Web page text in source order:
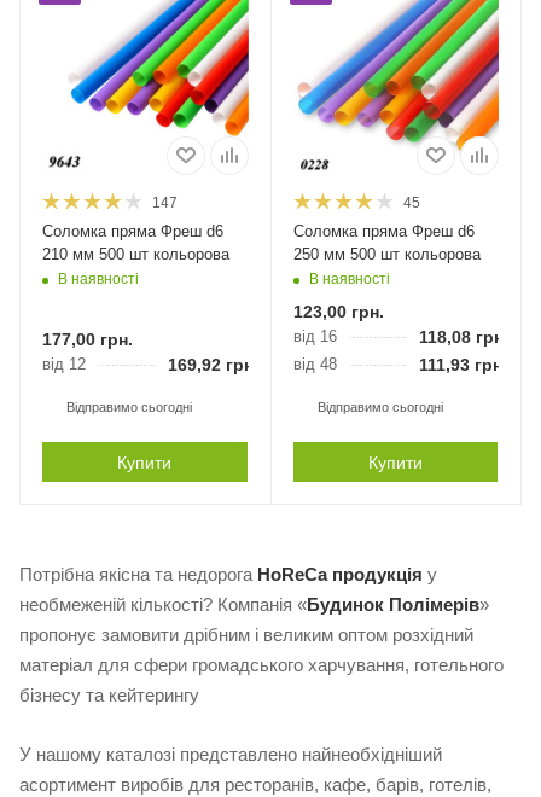
147
Соломка пряма Фреш d6
210 мм 500 шт кольорова
В наявності
177,00 грн.
від 12 169,92 грн.
Відправимо сьогодні
Купити
45
Соломка пряма Фреш d6
250 мм 500 шт кольорова
В наявності
123,00грн.
від 16 118,08грн.
від 48 111,93грн.
Відправимо сьогодні
Купити
Потрібна якісна та недорога HoReCa продукція у
необмеженій кількості? Компанія «Будинок Полімерів»
пропонує замовити дрібним і великим оптом розхідний
матеріал для сфери громадського харчування, готельного
бізнесу та кейтерингу
У нашому каталозі представлено найнеобхідніший
асортимент виробів для ресторанів, кафе, барів, готелів,